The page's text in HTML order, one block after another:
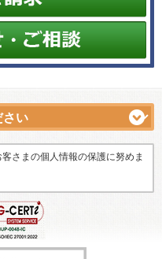
さまの個人情報の保護に努めま